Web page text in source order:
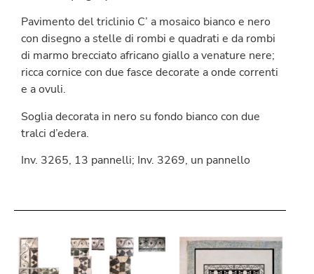
Pavimento del triclinio C’ a mosaico bianco e nero
con disegno a stelle di rombi e quadrati e da rombi
di marmo brecciato africano giallo a venature nere;
ricca cornice con due fasce decorate a onde correnti
e a ovuli.
Soglia decorata in nero su fondo bianco con due
tralci d’edera.
Inv. 3265, 13 pannelli; Inv. 3269, un pannello